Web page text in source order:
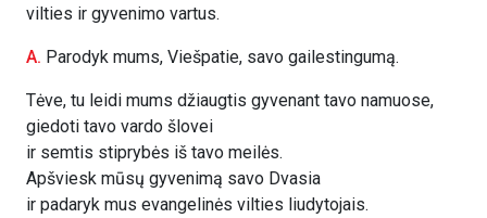
vilties ir gyvenimo vartus.
A. Parodyk mums, Viešpatie, savo gailestingumą.
Tėve, tu leidi mums džiaugtis gyvenant tavo namuose,
giedoti tavo vardo šlovei
ir semtis stiprybės iš tavo meilės.
Apšviesk mūsų gyvenimą savo Dvasia
ir padaryk mus evangelinės vilties liudytojais.